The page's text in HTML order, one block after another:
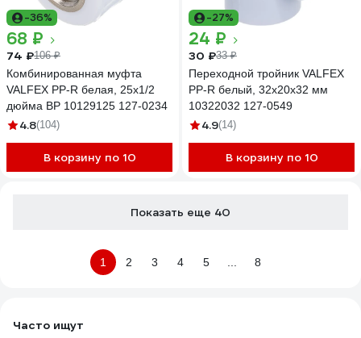
-36%
68 ₽
74 ₽106 ₽
Комбинированная муфта
VALFEX PP-R белая, 25х1/2
дюйма ВР 10129125 127-0234
4.8(104)
В корзину по 10
-27%
24 ₽
30 ₽33 ₽
Переходной тройник VALFEX
PP-R белый, 32х20х32 мм
10322032 127-0549
4.9(14)
В корзину по 10
Показать еще 40
1 2 3 4 5 8
Часто ищут